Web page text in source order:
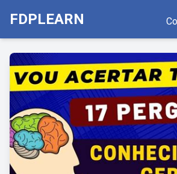
FDPLEARN